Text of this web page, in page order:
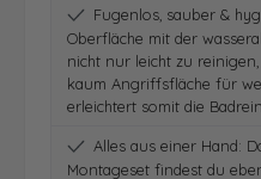
Fugenlos, sauber &
Oberfläche mit der
nicht nur leicht zu
kaum Angriffsfläche für
erleichtert somit die
Alles aus einer Hand:
Montageset findest du